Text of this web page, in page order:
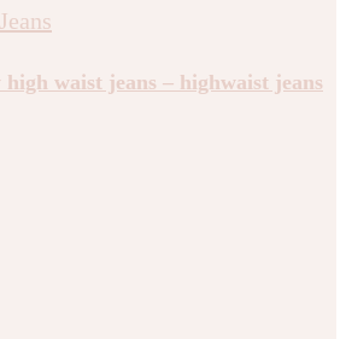
Jeans
waist jeans – highwaist jeans